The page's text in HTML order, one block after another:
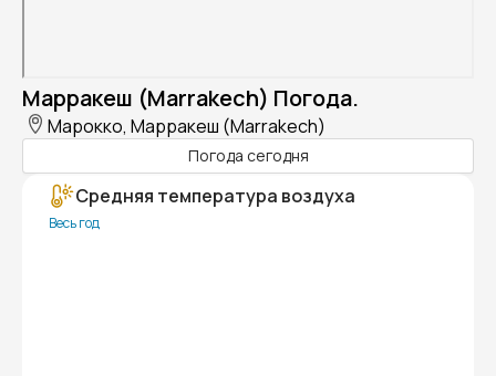
Марракеш (Marrakech) Погода.
Марокко, Марракеш (Marrakech)
Погода сегодня
Средняя температура воздуха
Весь год